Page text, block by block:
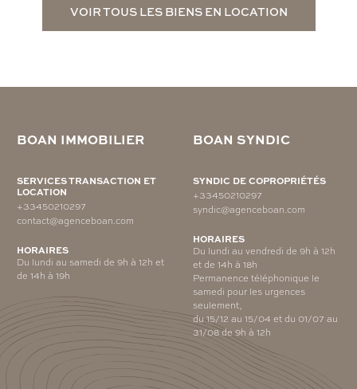
VOIR TOUS LES BIENS EN LOCATION
BOAN IMMOBILIER
SERVICES TRANSACTION ET
LOCATION
+33450210297
contact@agenceboan.com
HORAIRES
Du lundi au samedi de 9h à 12h et
de 14h à 19h
BOAN SYNDIC
SYNDIC DE COPROPRIÉTÉS
+33450210297
syndic@agenceboan.com
HORAIRES
Du lundi au vendredi de 9h à 12h
et de 14h à 18h
Permanence téléphonique le
samedi pour les urgences
seulement,
du 15/12 au 15/04 et du 01/07 au
31/08 de 9h à 12h